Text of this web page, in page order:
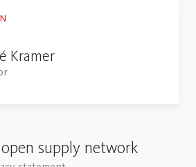
Kramer
supply network